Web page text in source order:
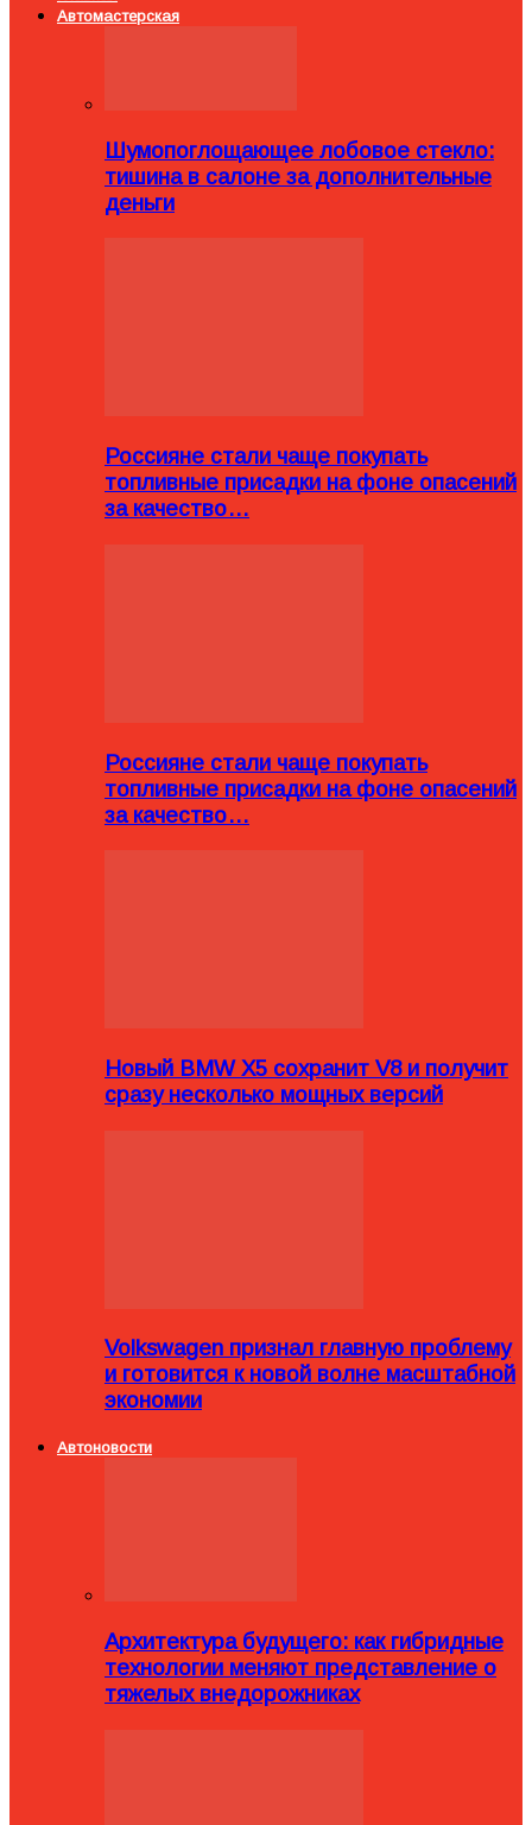
Автомастерская
Шумопоглощающее лобовое стекло:
тишина в салоне за дополнительные
деньги
Россияне стали чаще покупать
топливные присадки на фоне опасений
за качество…
Россияне стали чаще покупать
топливные присадки на фоне опасений
за качество…
Новый BMW X5 сохранит V8 и получит
сразу несколько мощных версий
Volkswagen признал главную проблему
и готовится к новой волне масштабной
экономии
Автоновости
Архитектура будущего: как гибридные
технологии меняют представление о
тяжелых внедорожниках